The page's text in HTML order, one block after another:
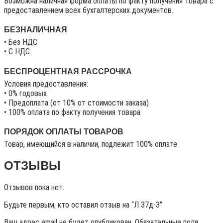
предоставлением всех бухгалтерских документов.
БЕЗНАЛИЧНАЯ
• Без НДС
• C НДС
БЕСПРОЦЕНТНАЯ РАССРОЧКА
Условия предоставления:
• 0% годовых
• Предоплата (от 10% от стоимости заказа)
• 100% оплата по факту получения товара
ПОРЯДОК ОПЛАТЫ ТОВАРОВ
Товар, имеющийся в наличии, подлежит 100% оплате
ОТЗЫВЫ
Отзывов пока нет.
Будьте первым, кто оставил отзыв на “Л 37д-3”